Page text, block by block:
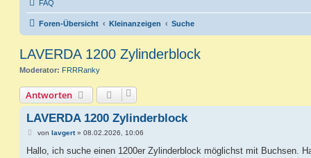
FAQ
Foren-Übersicht Kleinanzeigen Suche
LAVERDA 1200 Zylinderblock
Moderator: FRRRanky
Antworten
LAVERDA 1200 Zylinderblock
B
i
von lavgert» 08.02.2026, 10:06
Hallo, ich suche einen 1200er Zylinderblock möglichst mit Buchsen.